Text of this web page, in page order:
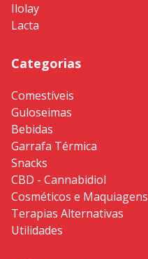
Ilolay
Lacta
Categorias
Comestíveis
Guloseimas
Bebidas
Garrafa Térmica
Snacks
CBD - Cannabidiol
Cosméticos e Maquiagens
Terapias Alternativas
Utilidades